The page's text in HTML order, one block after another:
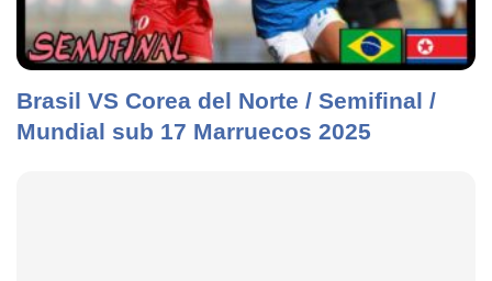
Brasil VS Corea del Norte / Semifinal /
Mundial sub 17 Marruecos 2025